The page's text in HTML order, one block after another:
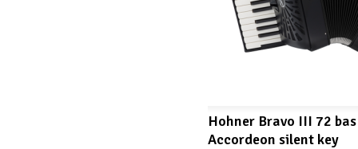
Hohner Bravo III 72
Accordeon silent key